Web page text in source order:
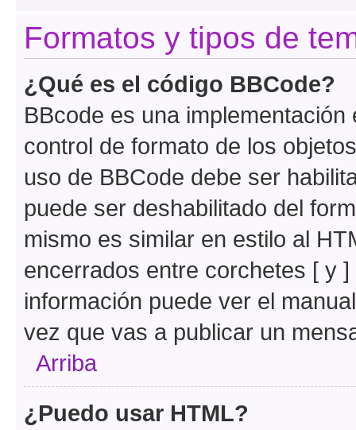
Formatos y tipos de
¿Qué es el código BBCode?
BBcode es una
control de formato de los
uso de BBCode debe ser
puede ser deshabilitado del
mismo es similar en estilo al
encerrados entre corchetes [ y
información puede ver el
vez que vas a publicar un
Arriba
¿Puedo usar HTML?